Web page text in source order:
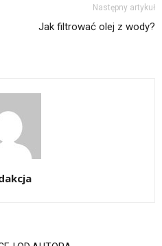
Następny artykuł
Jak filtrować olej z wody?